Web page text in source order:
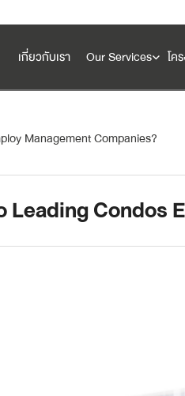
เกี่ยวกับเรา Our Services
นวัตกรรมสมาร์ท
โค
Management Companies?
Leading Condos